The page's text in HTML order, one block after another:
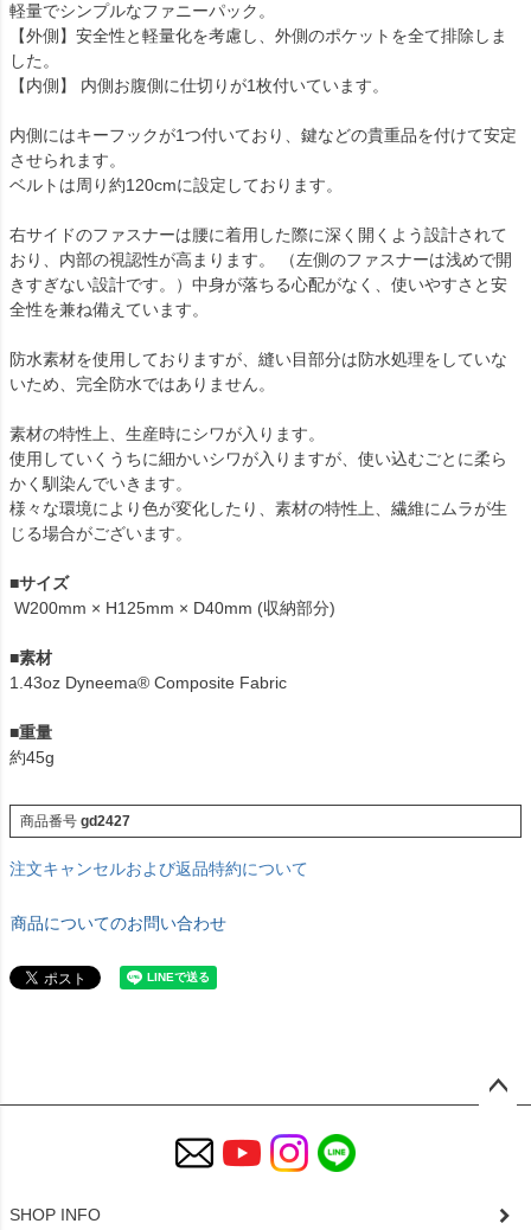
軽量でシンプルなファニーパック。
【外側】安全性と軽量化を考慮し、外側のポケットを全て排除しま
した。
【内側】 内側お腹側に仕切りが1枚付いています。
内側にはキーフックが1つ付いており、鍵などの貴重品を付けて安定
させられます。
ベルトは周り約120cmに設定しております。
右サイドのファスナーは腰に着用した際に深く開くよう設計されて
おり、内部の視認性が高まります。 （左側のファスナーは浅めで開
きすぎない設計です。）中身が落ちる心配がなく、使いやすさと安
全性を兼ね備えています。
防水素材を使用しておりますが、縫い目部分は防水処理をしていな
いため、完全防水ではありません。
素材の特性上、生産時にシワが入ります。
使用していくうちに細かいシワが入りますが、使い込むごとに柔ら
かく馴染んでいきます。
様々な環境により色が変化したり、素材の特性上、繊維にムラが生
じる場合がございます。
■サイズ
W200mm × H125mm × D40mm (収納部分)
■素材
1.43oz Dyneema® Composite Fabric
■重量
約45g
商品番号 gd2427
注文キャンセルおよび返品特約について
商品についてのお問い合わせ
SHOP INFO